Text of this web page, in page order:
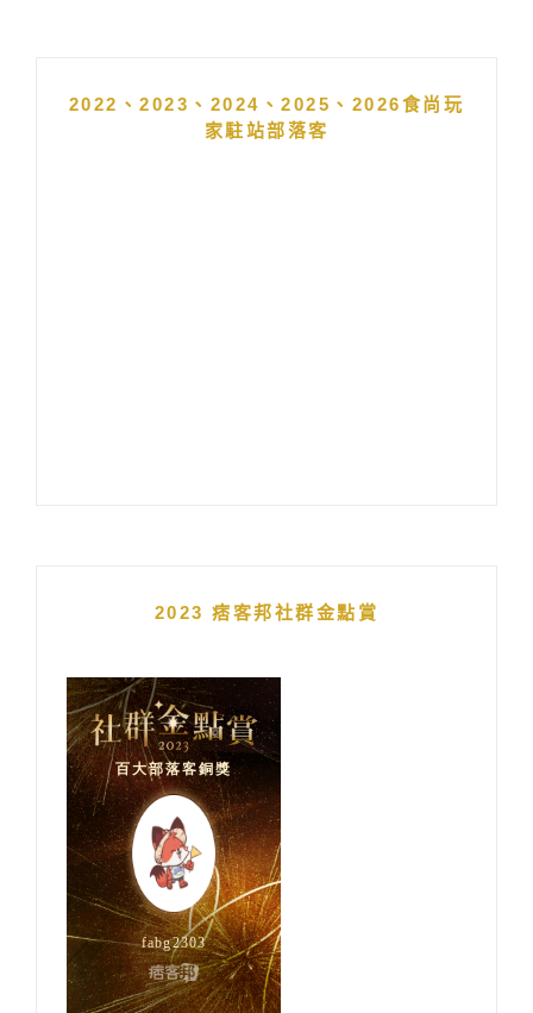
2022、2023、2024、2025、2026食尚玩
家駐站部落客
2023 痞客邦社群金點賞